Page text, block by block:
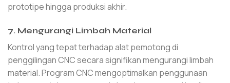
prototipe hingga produksi akhir.
7. Mengurangi Limbah Material
Kontrol yang tepat terhadap alat pemotong di
penggilingan CNC secara signifikan mengurangi limbah
material. Program CNC mengoptimalkan penggunaan